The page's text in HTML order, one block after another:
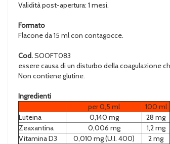
Validità post-apertura: 1 mesi.
Formato
Flacone da 15 ml con contagocce.
Cod.SOOFT083
essere causa di un disturbo della coagulazione
Non contiene glutine.
Ingredienti
per 0,5 ml
100 ml
Luteina
0,140 mg
28 mg
Zeaxantina
0,006 mg
1,2 mg
Vitamina D3
0,010 mg (U.I. 400)
2 mg